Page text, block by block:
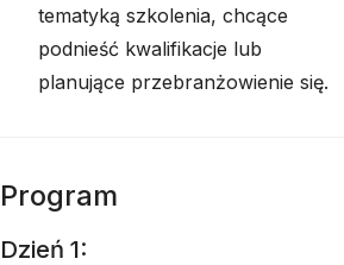
tematyką szkolenia, chcące
podnieść kwalifikacje lub
planujące przebranżowienie się.
Program
Dzień 1: